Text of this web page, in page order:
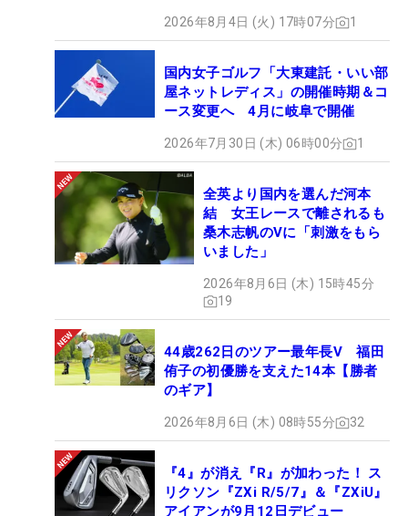
2026年8月4日 (火) 17時07分 1
国内女子ゴルフ「大東建託・いい部
屋ネットレディス」の開催時期＆コ
ース変更へ 4月に岐阜で開催
2026年7月30日 (木) 06時00分 1
全英より国内を選んだ河本
結 女王レースで離されるも
桑木志帆のVに「刺激をもら
いました」
2026年8月6日 (木) 15時45分
19
44歳262日のツアー最年長V 福田
侑子の初優勝を支えた14本【勝者
のギア】
2026年8月6日 (木) 08時55分 32
『4』が消え『R』が加わった！ ス
リクソン『ZXi R/5/7』＆『ZXiU』
アイアンが9月12日デビュー